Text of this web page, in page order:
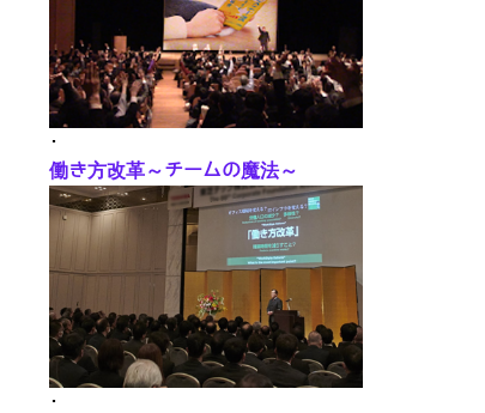
･
働き方改革～チームの魔法～
･